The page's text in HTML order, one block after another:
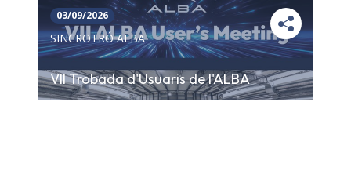
03/09/2026
SINCROTRÓ ALBA
VII Trobada d'Usuaris de l'ALBA